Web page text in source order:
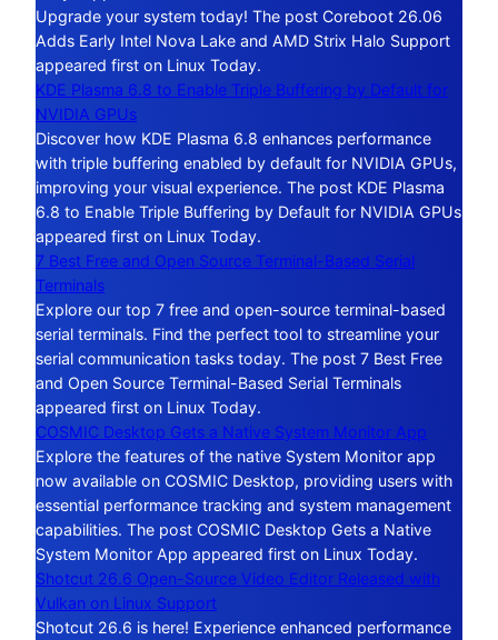
Upgrade your system today! The post Coreboot 26.06
Adds Early Intel Nova Lake and AMD Strix Halo Support
appeared first on Linux Today.
KDE Plasma 6.8 to Enable Triple Buffering by Default for
NVIDIA GPUs
Discover how KDE Plasma 6.8 enhances performance
with triple buffering enabled by default for NVIDIA GPUs,
improving your visual experience. The post KDE Plasma
6.8 to Enable Triple Buffering by Default for NVIDIA GPUs
appeared first on Linux Today.
7 Best Free and Open Source Terminal-Based Serial
Terminals
Explore our top 7 free and open-source terminal-based
serial terminals. Find the perfect tool to streamline your
serial communication tasks today. The post 7 Best Free
and Open Source Terminal-Based Serial Terminals
appeared first on Linux Today.
COSMIC Desktop Gets a Native System Monitor App
Explore the features of the native System Monitor app
now available on COSMIC Desktop, providing users with
essential performance tracking and system management
capabilities. The post COSMIC Desktop Gets a Native
System Monitor App appeared first on Linux Today.
Shotcut 26.6 Open-Source Video Editor Released with
Vulkan on Linux Support
Shotcut 26.6 is here! Experience enhanced performance